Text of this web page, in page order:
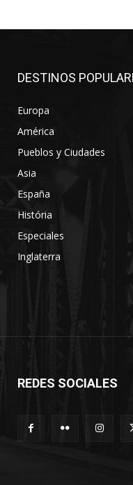
DESTINOS
Europa
América
Pueblos y Ciudades
Asia
España
História
Especiales
Inglaterra
REDES SOCIALES